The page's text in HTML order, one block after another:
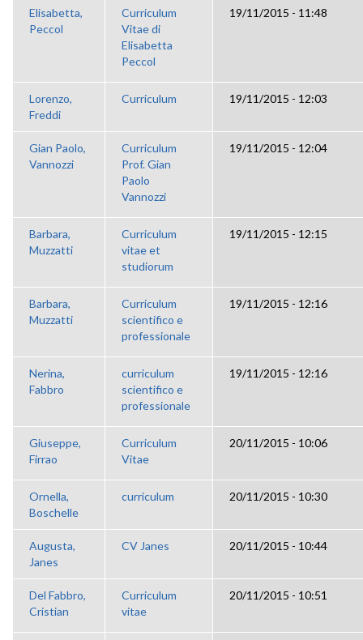
Elisabetta,
Peccol
Curriculum
Vitae di
Elisabetta
Peccol
19/11/2015 - 11:48
Lorenzo,
Freddi
Curriculum 19/11/2015 - 12:03
Gian Paolo,
Vannozzi
Curriculum
Prof. Gian
Paolo
Vannozzi
19/11/2015 - 12:04
Barbara,
Muzzatti
Curriculum
vitae et
studiorum
19/11/2015 - 12:15
Barbara,
Muzzatti
Curriculum
scientifico e
professionale
19/11/2015 - 12:16
Nerina,
Fabbro
curriculum
scientifico e
professionale
19/11/2015 - 12:16
Giuseppe,
Firrao
Curriculum
Vitae
20/11/2015 - 10:06
Ornella,
Boschelle
curriculum 20/11/2015 - 10:30
Augusta,
Janes
CV Janes 20/11/2015 - 10:44
Del Fabbro,
Cristian
Curriculum
vitae
20/11/2015 - 10:51